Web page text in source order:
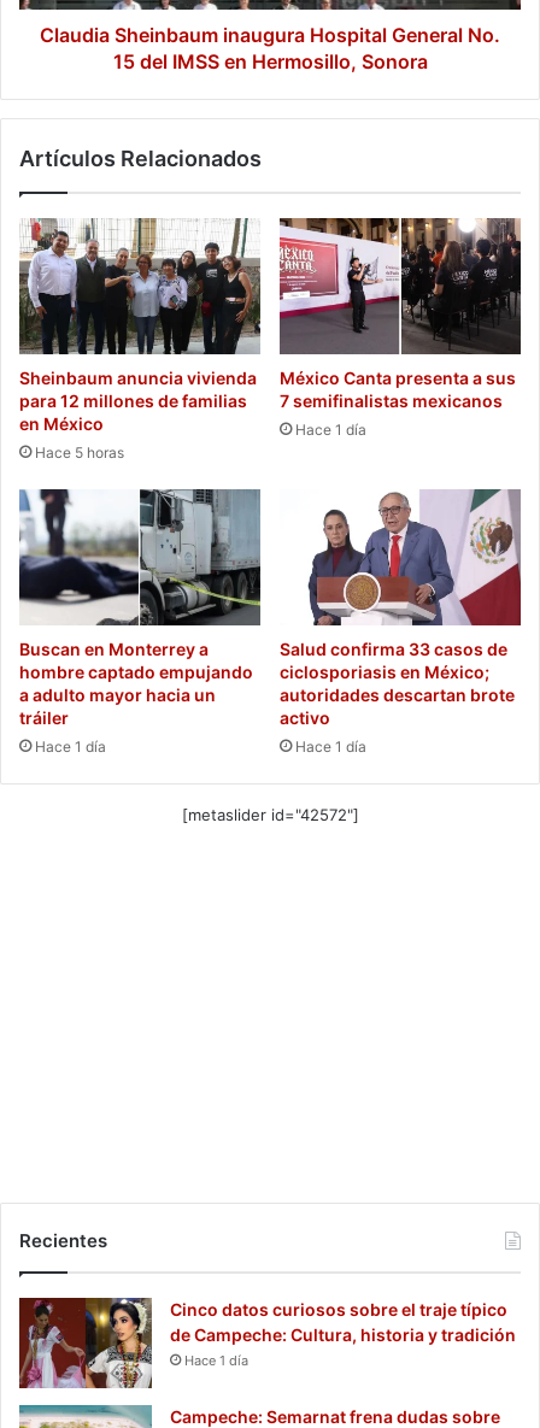
IMSS
Claudia Sheinbaum inaugura Hospital General No.
15 del IMSS en Hermosillo, Sonora
Artículos Relacionados
Sheinbaum anuncia vivienda
para 12 millones de familias
en México
Hace 5 horas
México Canta presenta a sus
7 semifinalistas mexicanos
Hace 1 día
Buscan en Monterrey a
hombre captado empujando
a adulto mayor hacia un
tráiler
Hace 1 día
Salud confirma 33 casos de
ciclosporiasis en México;
autoridades descartan brote
activo
Hace 1 día
[metaslider id="42572"]
Recientes
Cinco datos curiosos sobre el traje típico
de Campeche: Cultura, historia y tradición
Hace 1 día
Campeche: Semarnat frena dudas sobre